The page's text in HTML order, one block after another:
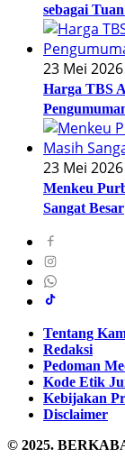
sebagai
23 Mei 2026
Harga TBS
23 Mei 2026
Menkeu
Sangat Besar
Tentang
Redaksi
Pedoman
Kode Etik
Kebijakan
Disclaimer
© 2025.